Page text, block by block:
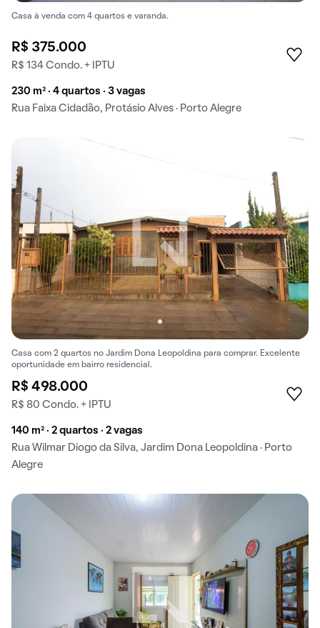
Casa à venda com 4 quartos e varanda.
R$ 375.000
R$ 134 Condo. + IPTU
230 m² · 4 quartos · 3 vagas
Rua Faixa Cidadão, Protásio Alves · Porto Alegre
Casa com 2 quartos no Jardim Dona Leopoldina para comprar. Excelente
oportunidade em bairro residencial.
R$ 498.000
R$ 80 Condo. + IPTU
140 m² · 2 quartos · 2 vagas
Rua Wilmar Diogo da Silva, Jardim Dona Leopoldina · Porto
Alegre